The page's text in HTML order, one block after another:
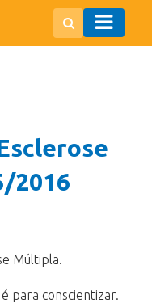
2016
Múltipla.
para conscientizar.